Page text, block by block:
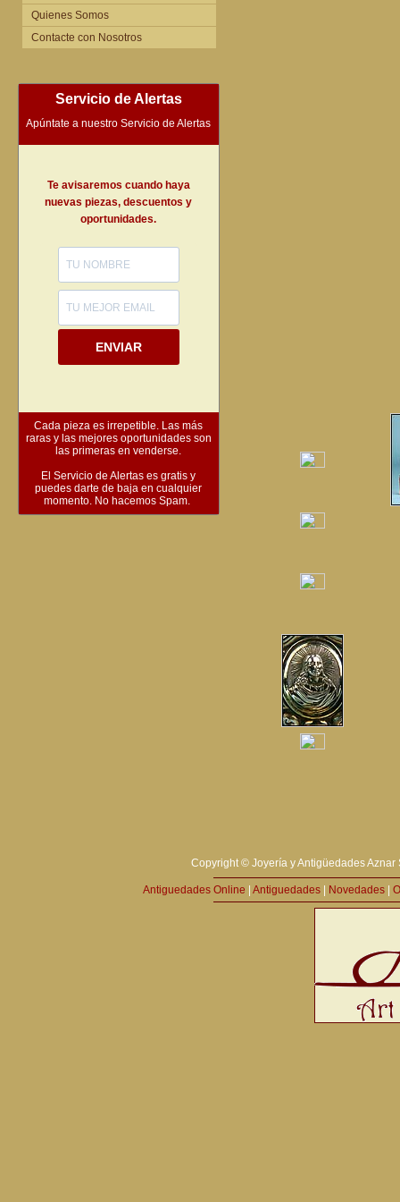
Quienes Somos
Contacte con Nosotros
Servicio de Alertas
Apúntate a nuestro Servicio de Alertas
Te avisaremos cuando haya
nuevas piezas, descuentos y
oportunidades.
ENVIAR
Cada pieza es irrepetible. Las más
raras y las mejores oportunidades son
las primeras en venderse.
El Servicio de Alertas es gratis y
puedes darte de baja en cualquier
momento. No hacemos Spam.
Copyright © Joyería y Antigüedades
Antiguedades Online Antiguedades Novedades